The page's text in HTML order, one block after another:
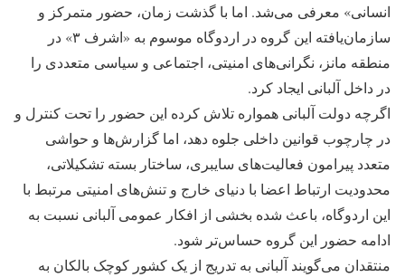
انسانی» معرفی می‌شد. اما با گذشت زمان، حضور متمرکز و
سازمان‌یافته این گروه در اردوگاه موسوم به «اشرف ۳» در
منطقه مانز، نگرانی‌های امنیتی، اجتماعی و سیاسی متعددی را
در داخل آلبانی ایجاد کرد.
اگرچه دولت آلبانی همواره تلاش کرده این حضور را تحت کنترل و
در چارچوب قوانین داخلی جلوه دهد، اما گزارش‌ها و حواشی
متعدد پیرامون فعالیت‌های سایبری، ساختار بسته تشکیلاتی،
محدودیت ارتباط اعضا با دنیای خارج و تنش‌های امنیتی مرتبط با
این اردوگاه، باعث شده بخشی از افکار عمومی آلبانی نسبت به
ادامه حضور این گروه حساس‌تر شود.
منتقدان می‌گویند آلبانی به تدریج از یک کشور کوچک بالکان به